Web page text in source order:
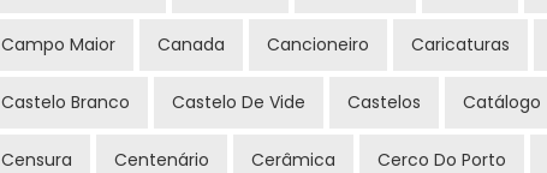
Campo Maior Canada Cancioneiro Caricaturas
Castelo Branco Castelo De Vide Castelos Catálogo
Censura Centenário Cerâmica Cerco Do Porto